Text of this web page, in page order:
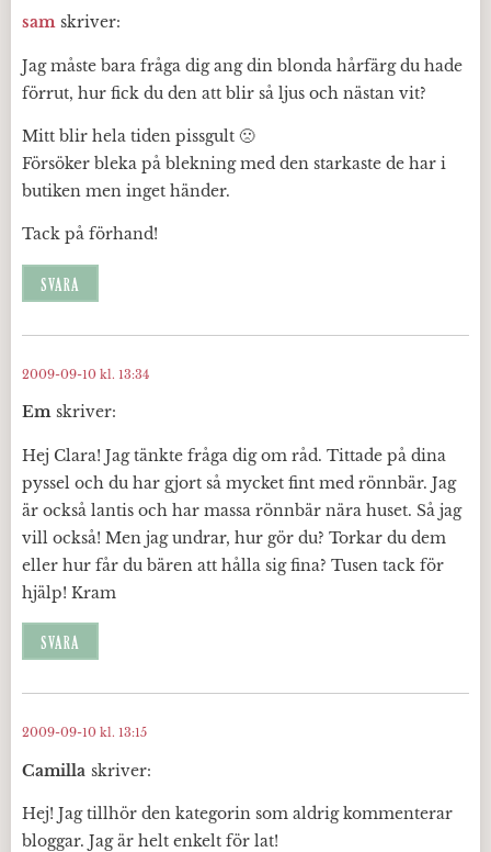
sam skriver:
Jag måste bara fråga dig ang din blonda hårfärg du hade
förrut, hur fick du den att blir så ljus och nästan vit?
Mitt blir hela tiden pissgult 🙁
Försöker bleka på blekning med den starkaste de har i
butiken men inget händer.
Tack på förhand!
SVARA
Em skriver:
2009-09-10 kl. 13:34
Hej Clara! Jag tänkte fråga dig om råd. Tittade på dina
pyssel och du har gjort så mycket fint med rönnbär. Jag
är också lantis och har massa rönnbär nära huset. Så jag
vill också! Men jag undrar, hur gör du? Torkar du dem
eller hur får du bären att hålla sig fina? Tusen tack för
hjälp! Kram
SVARA
Camilla skriver:
2009-09-10 kl. 13:15
Hej! Jag tillhör den kategorin som aldrig kommenterar
bloggar. Jag är helt enkelt för lat!